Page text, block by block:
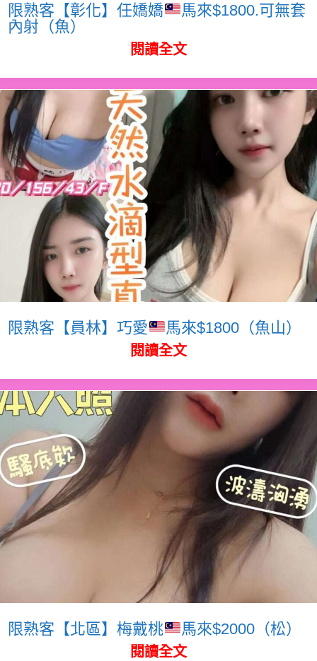
限熟客【彰化】任嬌嬌
馬來$1800.可無套
內射（魚）
閱讀全文
限熟客【員林】巧愛 馬來$1800（魚山）
閱讀全文
限熟客【北區】梅戴桃 馬來$2000（松）
閱讀全文